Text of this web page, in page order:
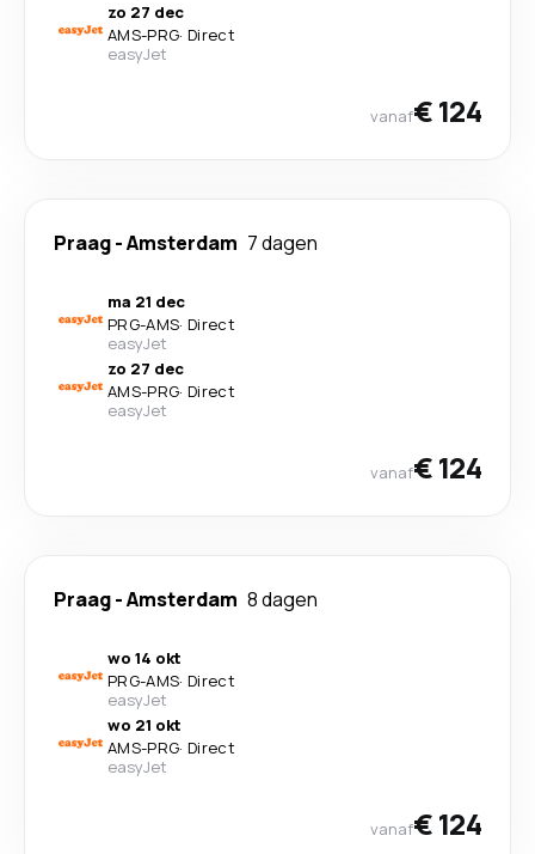
zo 27 dec
AMS-PRG· Direct
easyJet
vanaf€ 124
Praag-Amsterdam 7 dagen
ma 21 dec
PRG-AMS· Direct
easyJet
zo 27 dec
AMS-PRG· Direct
easyJet
vanaf€ 124
Praag-Amsterdam 8 dagen
wo 14 okt
PRG-AMS· Direct
easyJet
wo 21 okt
AMS-PRG· Direct
easyJet
vanaf€ 124